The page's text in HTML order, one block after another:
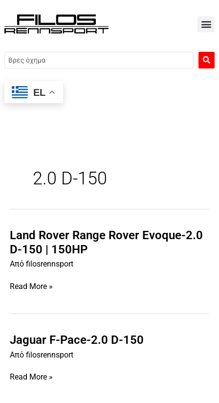
περιεχόμενο
Search
...
EL
2.0 D-150
Land Rover Range Rover Evoque-2.0
D-150 | 150HP
Από filosrennsport
Land
Rover
Range
Rover
2.0
150
150HP
Read More »
Jaguar F-Pace-2.0 D-150
Από filosrennsport
Jaguar
Pace-
2.0
Read More »